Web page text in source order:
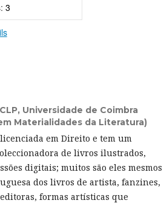
3
CLP, Universidade de Coimbra
Materialidades da Literatura)
em Direito e tem um
de livros ilustrados,
digitais; muitos são eles mesmos
dos livros de artista, fanzines,
formas artísticas que